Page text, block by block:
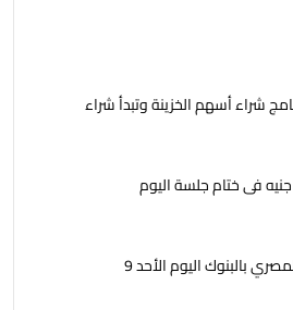
شراء أسهم الخزينة وتبدأ شراء
جنيه فى ختام جلسة اليوم
أسعار الدولار أمام الجنيه المصري بالبنوك اليوم الأحد 9